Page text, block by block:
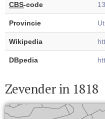
CBS-code
Provincie
Wikipedia
DBpedia
Zevender in 1818